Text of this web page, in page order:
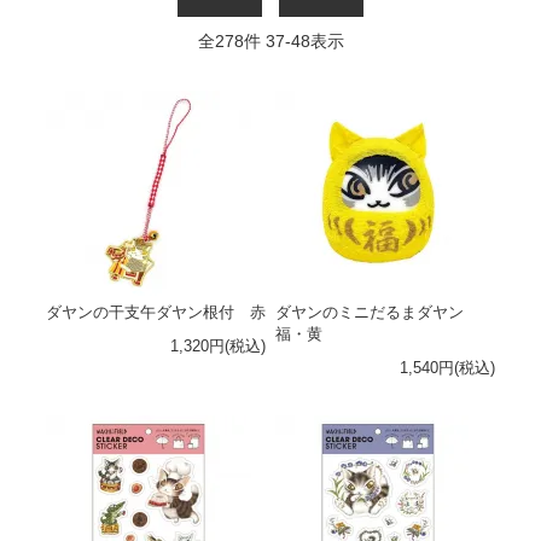
全278件 37-48表示
ダヤンの干支午ダヤン根付 赤
1,320円(税込)
ダヤンのミニだるまダヤン
福・黄
1,540円(税込)